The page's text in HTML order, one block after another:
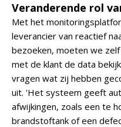
Veranderende rol
Met het
leverancier van reactief
bezoeken, moeten we
met de klant de data
vragen wat zij hebben
uit. 'Het systeem geeft
afwijkingen, zoals een te
brandstoftank of een